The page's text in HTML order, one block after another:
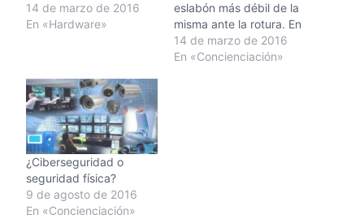
investigaciones para la
creación de soldados
beneficiarnos de su
aplicación práctica al
mundo civil. La parte
negativa por el
momento es el precio y
la…
14 de marzo de 2016
En «Hardware»
eslabón más débil de la
misma ante la rotura. En
este caso, no debemos
de olvidar que la
14 de marzo de 2016
En «Concienciación»
¿Ciberseguridad o
seguridad física?
9 de agosto de 2016
En «Concienciación»